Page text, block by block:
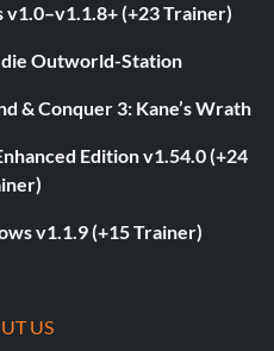
v1.0–v1.1.8+ (+23 Trainer)
Outworld-Station
& Conquer 3: Kane’s Wrath
Edition v1.54.0 (+24
v1.1.9 (+15 Trainer)
US